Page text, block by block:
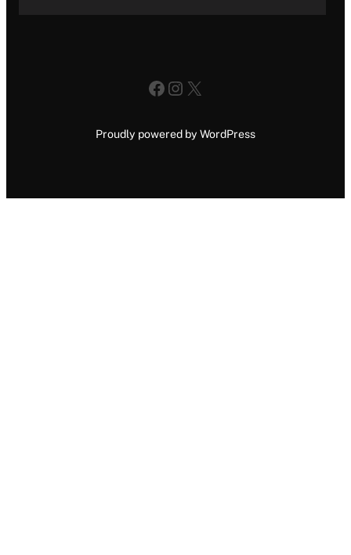
Facebook
Instagram
X
Proudly powered by WordPress